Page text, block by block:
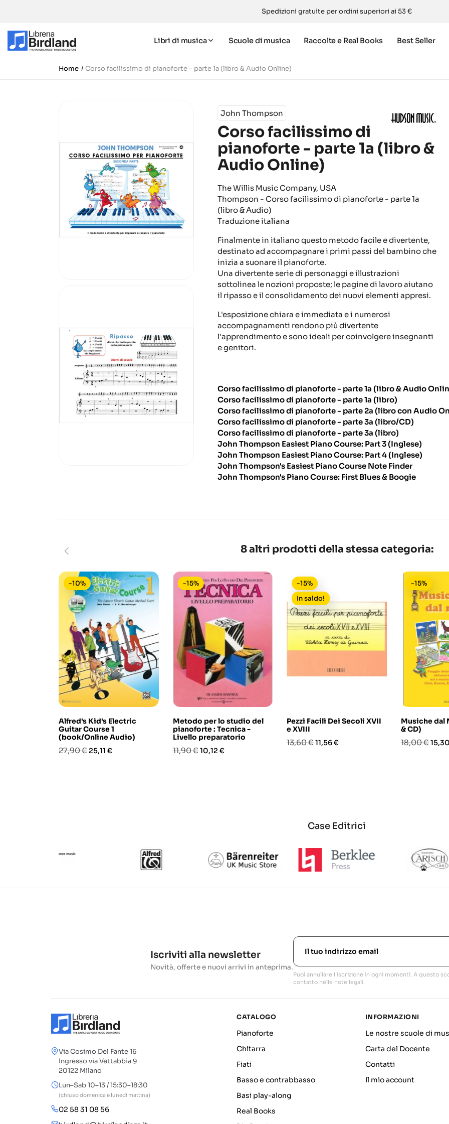
Spedizioni gratuite per ordini superiori ai 53 €
Libri di musica Scuole di musica Raccolte e Real Books Best Seller
Home Corso facilissimo di pianoforte - parte 1a (libro & Audio Online)
John Thompson
Corso facilissimo di
pianoforte - parte 1a (libro &
Audio Online)
The Willis Music Company, USA
Thompson - Corso facilissimo di pianoforte - parte 1a
(libro & Audio)
Traduzione italiana
Finalmente in italiano questo metodo facile e divertente,
destinato ad accompagnare i primi passi del bambino che
inizia a suonare il pianoforte.
Una divertente serie di personaggi e illustrazioni
sottolinea le nozioni proposte; le pagine di lavoro aiutano
il ripasso e il consolidamento dei nuovi elementi appresi.
L'esposizione chiara e immediata e i numerosi
accompagnamenti rendono più divertente
l'apprendimento e sono ideali per coinvolgere insegnanti
e genitori.
Corso facilissimo di pianoforte - parte 1a (libro & Audio
Corso facilissimo di pianoforte - parte 1a (libro)
Corso facilissimo di pianoforte - parte 2a (libro con Audio
Corso facilissimo di pianoforte - parte 3a (libro/CD)
Corso facilissimo di pianoforte - parte 3a (libro)
John Thompson Easiest Piano Course: Part 3 (Inglese)
John Thompson Easiest Piano Course: Part 4 (Inglese)
John Thompson's Easiest Piano Course Note Finder
John Thompson's Piano Course: First Blues & Boogie
8 altri prodotti della stessa categoria:
Alfred's Kid's Electric
Guitar Course 1
(book/Online Audio)
Prezzo
27,90 € Prezzo
25,11 €
-10%
Metodo per lo studio del
pianoforte : Tecnica -
Livello preparatorio
Prezzo
11,90 €Prezzo
10,12 €
-15%
Pezzi Facili Dei Secoli XVII
e XVIII
Prezzo
13,60 €Prezzo
11,56 €
-15%
In saldo!
Musiche dal
& CD)
Prezzo
18,00 €
-15%
Case Editrici
Iscriviti alla newsletter
Novità, offerte e nuovi arrivi in anteprima.
Puoi annullare l'iscrizione in ogni momenti. A questo
contatto nelle note legali.
Via Cosimo Del Fante 16
Ingresso via Vettabbia 9
20122 Milano
Lun–Sab 10–13 / 15:30–18:30
(chiuso domenica e lunedì mattina)
02 58 31 08 56
CATALOGO
Pianoforte
Chitarra
Fiati
Basso e contrabbasso
Basi play-along
Real Books
INFORMAZIONI
Le nostre scuole di
Carta del Docente
Contatti
Il mio account